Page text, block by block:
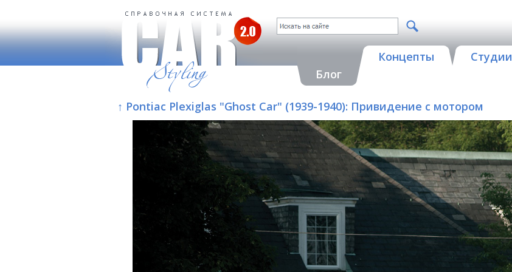
Блог
Концепты Студии
↑ Pontiac Plexiglas "Ghost Car" (1939-1940): Привидение с мотором